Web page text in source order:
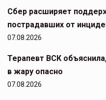
Сбер расширяет
пострадавших от
07.08.2026
Терапевт ВСК
в жару опасно
07.08.2026